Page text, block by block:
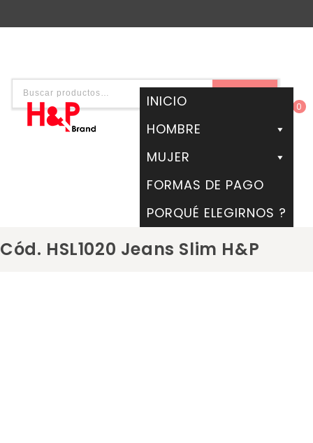
0
INICIO
HOMBRE
MUJER
FORMAS DE PAGO
PORQUÉ ELEGIRNOS ?
Cód. HSL1020 Jeans Slim H&P